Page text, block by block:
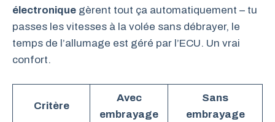
électronique gèrent tout ça automatiquement – tu
passes les vitesses à la volée sans débrayer, le
temps de l’allumage est géré par l’ECU. Un vrai
confort.
Critère
Avec
embrayage
Sans
embrayage